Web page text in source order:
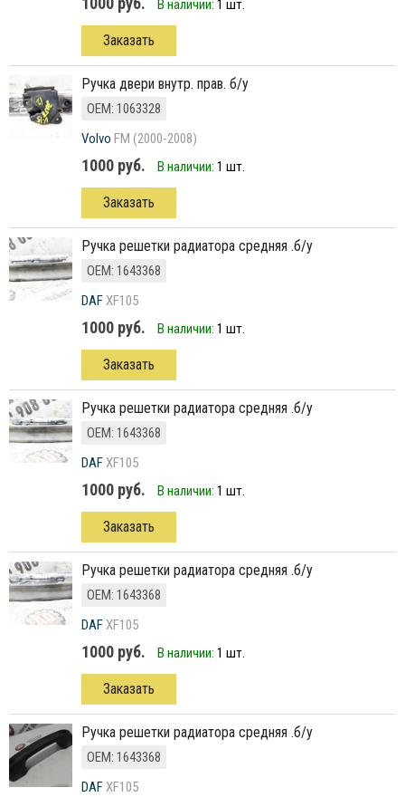
В наличии: 1 шт.
Заказать
ручка двери внутр. прав. б/у
ОЕМ: 1063328
Volvo FM (2000-2008)
1000 руб. В наличии: 1 шт.
Заказать
ручка решетки радиатора средняя .б/у
ОЕМ: 1643368
DAFXF105
1000 руб. В наличии: 1 шт.
Заказать
ручка решетки радиатора средняя .б/у
ОЕМ: 1643368
DAFXF105
1000 руб. В наличии: 1 шт.
Заказать
ручка решетки радиатора средняя .б/у
ОЕМ: 1643368
DAFXF105
1000 руб. В наличии: 1 шт.
Заказать
ручка решетки радиатора средняя .б/у
ОЕМ: 1643368
DAFXF105